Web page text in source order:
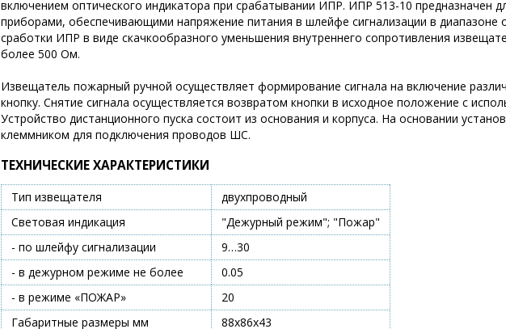
включением оптического индикатора при срабатывании ИПР. ИПР 513-10
приборами, обеспечивающими напряжение питания в шлейфе сигнализации в
сработки ИПР в виде скачкообразного уменьшения внутреннего сопротивления
более 500 Ом.
Извещатель пожарный ручной осуществляет формирование сигнала на включение
кнопку. Снятие сигнала осуществляется возвратом кнопки в исходное положение с
Устройство дистанционного пуска состоит из основания и корпуса. На основании
клеммником для подключения проводов ШС.
ТЕХНИЧЕСКИЕ ХАРАКТЕРИСТИКИ
Тип извещателя
двухпроводный
Световая индикация
"Дежурный режим"; "Пожар"
- по шлейфу сигнализации
9…30
- в дежурном режиме не более
0.05
- в режиме «ПОЖАР»
20
Габаритные размеры мм
88х86х43